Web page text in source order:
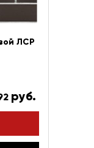
ЛСР
руб.